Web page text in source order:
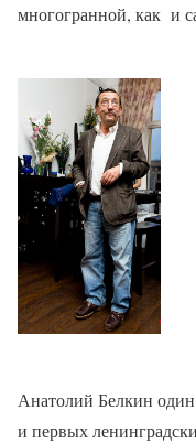
многогранной, как и
Анатолий Белкин
и первых